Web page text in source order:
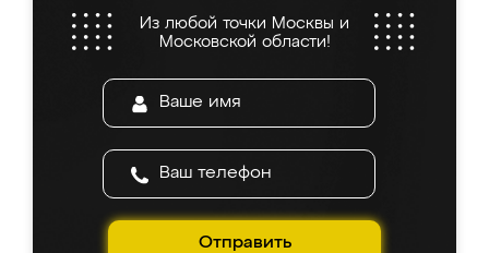
Из любой точки Москвы и
Московской области!
Отправить